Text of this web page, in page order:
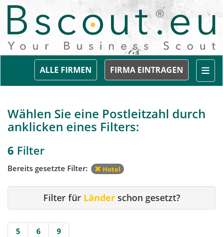
FIRMA EINTRAGEN
ALLE FIRMEN
Wählen Sie eine Postleitzahl durch
anklicken eines Filters:
6 Filter
Bereits gesetzte Filter: Hotel
Filter für Länderschon gesetzt?
5 6 9